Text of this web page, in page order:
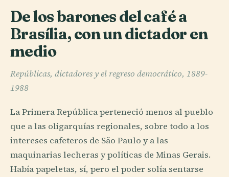
De los barones del café a
Brasília, con un dictador en
medio
Repúblicas, dictadores y el regreso democrático, 1889-
1988
La Primera República perteneció menos al pueblo
que a las oligarquías regionales, sobre todo a los
intereses cafeteros de São Paulo y a las
maquinarias lecheras y políticas de Minas Gerais.
Había papeletas, sí, pero el poder solía sentarse